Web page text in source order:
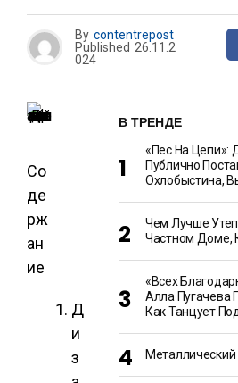
By contentrepost
Published 26.11.2
024
Со
де
рж
ан
ие
Д
и
з
В ТРЕНДЕ
«Пес На Цепи»:
Публично
Охлобыстина,
Чем Лучше
Частном Доме,
«Всех
Алла Пугачева
Как Танцует